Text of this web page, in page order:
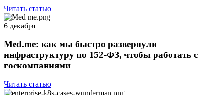
Читать статью
6 декабря
Med.me: как мы быстро развернули
инфраструктуру по 152-ФЗ, чтобы работать с
госкомпаниями
Читать статью